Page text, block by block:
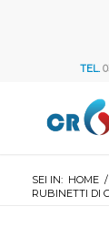
TEL.
SEI IN: HOME /
RUBINETTI DI